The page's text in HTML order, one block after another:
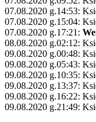
07.08.2020 g.14:53:
07.08.2020 g.15:04:
07.08.2020 g.17:21:
08.08.2020 g.02:12:
09.08.2020 g.00:48:
09.08.2020 g.05:43:
09.08.2020 g.10:35:
09.08.2020 g.13:37:
09.08.2020 g.16:22:
09.08.2020 g.21:49: